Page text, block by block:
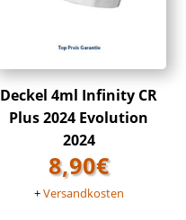
Deckel 4ml Infinity CR
Plus 2024 Evolution
2024
8,90€
+Versandkosten